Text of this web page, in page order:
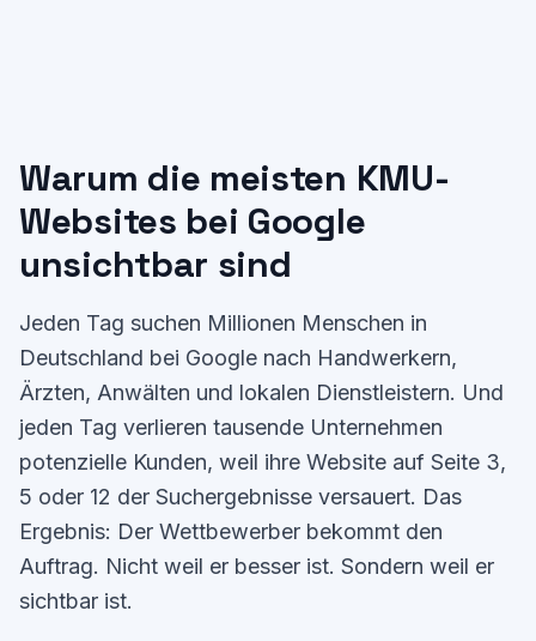
Warum die meisten KMU-
Websites bei Google
unsichtbar sind
Jeden Tag suchen Millionen Menschen in
Deutschland bei Google nach Handwerkern,
Ärzten, Anwälten und lokalen Dienstleistern. Und
jeden Tag verlieren tausende Unternehmen
potenzielle Kunden, weil ihre Website auf Seite 3,
5 oder 12 der Suchergebnisse versauert. Das
Ergebnis: Der Wettbewerber bekommt den
Auftrag. Nicht weil er besser ist. Sondern weil er
sichtbar ist.